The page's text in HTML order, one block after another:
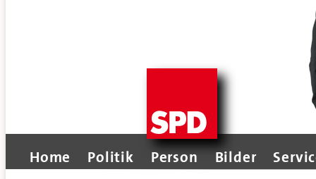
Home Politik Person Bilder